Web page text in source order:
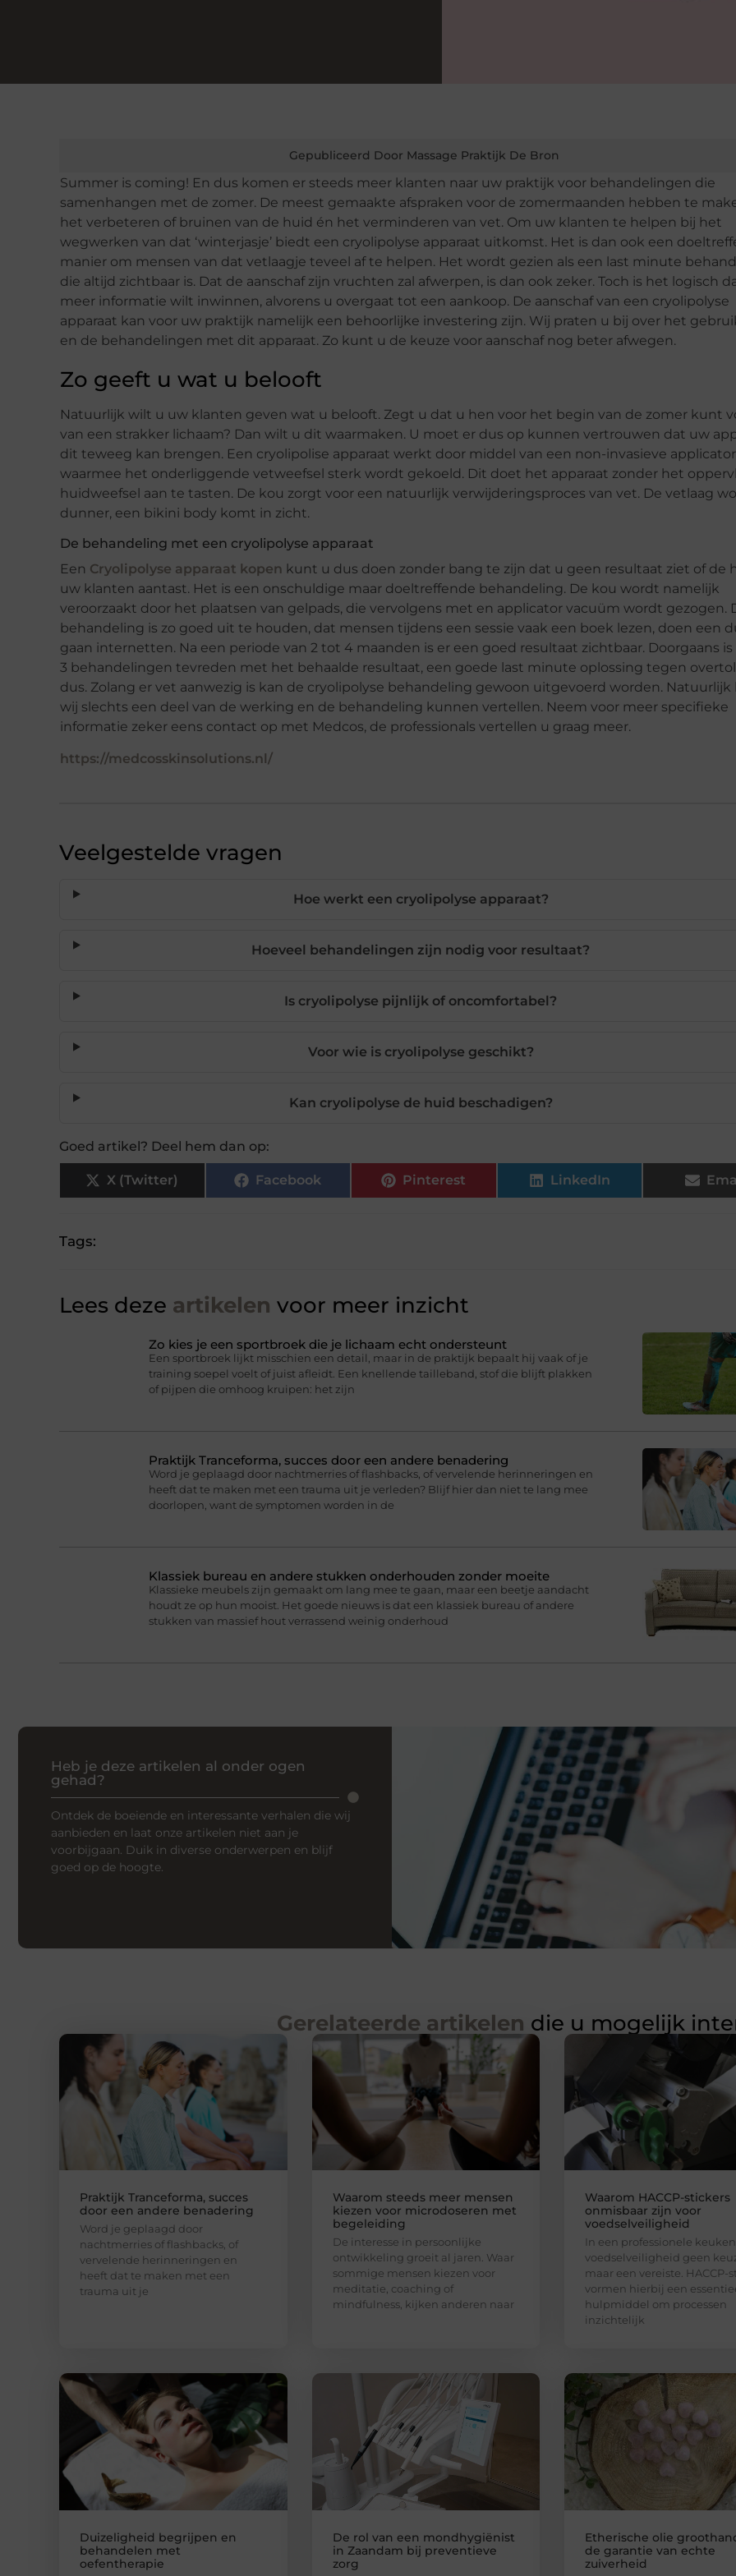
Gepubliceerd Door Massage Praktijk De Bron
Summer is coming! En dus komen er steeds meer klanten naar uw praktijk voor behandelingen die
samenhangen met de zomer. De meest gemaakte afspraken voor de zomermaanden hebben te
het verbeteren of bruinen van de huid én het verminderen van vet. Om uw klanten te helpen bij het
wegwerken van dat ‘winterjasje’ biedt een cryolipolyse apparaat uitkomst. Het is dan ook een
manier om mensen van dat vetlaagje teveel af te helpen. Het wordt gezien als een last minute
die altijd zichtbaar is. Dat de aanschaf zijn vruchten zal afwerpen, is dan ook zeker. Toch is het logisch
meer informatie wilt inwinnen, alvorens u overgaat tot een aankoop. De aanschaf van een cryolipolyse
apparaat kan voor uw praktijk namelijk een behoorlijke investering zijn. Wij praten u bij over het
en de behandelingen met dit apparaat. Zo kunt u de keuze voor aanschaf nog beter afwegen.
Zo geeft u wat u belooft
Natuurlijk wilt u uw klanten geven wat u belooft. Zegt u dat u hen voor het begin van de zomer kunt
van een strakker lichaam? Dan wilt u dit waarmaken. U moet er dus op kunnen vertrouwen dat uw
dit teweeg kan brengen. Een cryolipolise apparaat werkt door middel van een non-invasieve applicator
waarmee het onderliggende vetweefsel sterk wordt gekoeld. Dit doet het apparaat zonder het
huidweefsel aan te tasten. De kou zorgt voor een natuurlijk verwijderingsproces van vet. De vetlaag
dunner, een bikini body komt in zicht.
De behandeling met een cryolipolyse apparaat
Een Cryolipolyse apparaat kopen kunt u dus doen zonder bang te zijn dat u geen resultaat ziet of de
uw klanten aantast. Het is een onschuldige maar doeltreffende behandeling. De kou wordt namelijk
veroorzaakt door het plaatsen van gelpads, die vervolgens met en applicator vacuüm wordt gezogen.
behandeling is zo goed uit te houden, dat mensen tijdens een sessie vaak een boek lezen, doen een
gaan internetten. Na een periode van 2 tot 4 maanden is er een goed resultaat zichtbaar. Doorgaans
3 behandelingen tevreden met het behaalde resultaat, een goede last minute oplossing tegen
dus. Zolang er vet aanwezig is kan de cryolipolyse behandeling gewoon uitgevoerd worden.
wij slechts een deel van de werking en de behandeling kunnen vertellen. Neem voor meer specifieke
informatie zeker eens contact op met Medcos, de professionals vertellen u graag meer.
https://medcosskinsolutions.nl/
Veelgestelde vragen
Hoe werkt een cryolipolyse apparaat?
Hoeveel behandelingen zijn nodig voor resultaat?
Is cryolipolyse pijnlijk of oncomfortabel?
Voor wie is cryolipolyse geschikt?
Kan cryolipolyse de huid beschadigen?
Goed artikel? Deel hem dan op:
X (Twitter) Facebook Pinterest LinkedIn
Tags:
Lees deze artikelen voor meer inzicht
Zo kies je een sportbroek die je lichaam echt ondersteunt
Een sportbroek lijkt misschien een detail, maar in de praktijk bepaalt hij vaak of je
training soepel voelt of juist afleidt. Een knellende tailleband, stof die blijft plakken
of pijpen die omhoog kruipen: het zijn
Praktijk Tranceforma, succes door een andere benadering
Word je geplaagd door nachtmerries of flashbacks, of vervelende herinneringen en
heeft dat te maken met een trauma uit je verleden? Blijf hier dan niet te lang mee
doorlopen, want de symptomen worden in de
Klassiek bureau en andere stukken onderhouden zonder moeite
Klassieke meubels zijn gemaakt om lang mee te gaan, maar een beetje aandacht
houdt ze op hun mooist. Het goede nieuws is dat een klassiek bureau of andere
stukken van massief hout verrassend weinig onderhoud
Heb je deze artikelen al onder ogen
gehad?
Ontdek de boeiende en interessante verhalen die wij
aanbieden en laat onze artikelen niet aan je
voorbijgaan. Duik in diverse onderwerpen en blijf
goed op de hoogte.
Gerelateerde artikelen die u mogelijk
Praktijk Tranceforma, succes
door een andere benadering
Word je geplaagd door
nachtmerries of flashbacks, of
vervelende herinneringen en
heeft dat te maken met een
trauma uit je
Waarom steeds meer mensen
kiezen voor microdoseren met
begeleiding
De interesse in persoonlijke
ontwikkeling groeit al jaren. Waar
sommige mensen kiezen voor
meditatie, coaching of
mindfulness, kijken anderen naar
Waarom HACCP-stickers
onmisbaar zijn voor
voedselveiligheid
In een professionele
voedselveiligheid geen
maar een vereiste. HACCP-
vormen hierbij een
hulpmiddel om processen
inzichtelijk
Duizeligheid begrijpen en
behandelen met
oefentherapie
De rol van een mondhygiënist
in Zaandam bij preventieve
zorg
Etherische olie
de garantie van echte
zuiverheid